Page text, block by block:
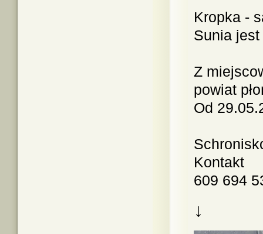
Kropka -
Sunia
Z
powiat
Od
Kontakt
609 694
↓